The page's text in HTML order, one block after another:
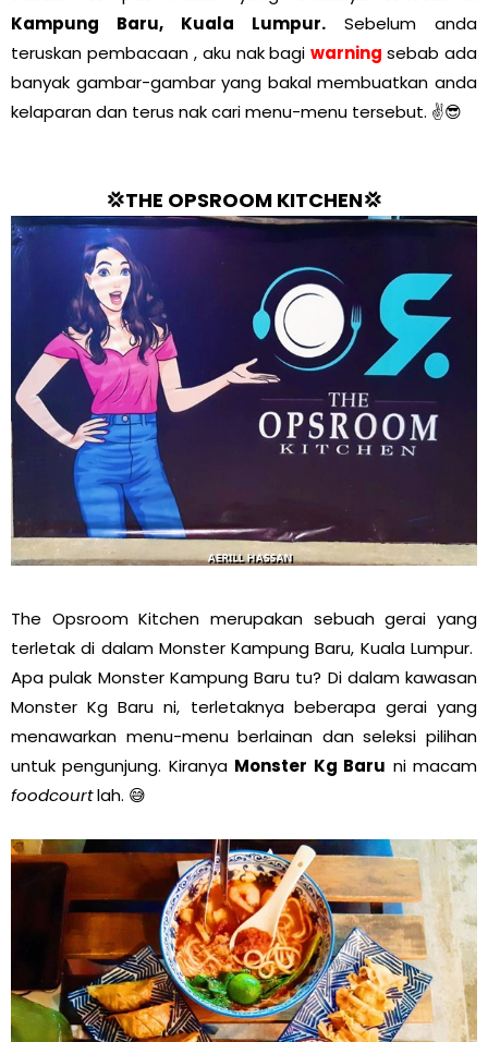
Kampung Baru, Kuala Lumpur. Sebelum anda
teruskan pembacaan , aku nak bagiwarningsebab ada
banyak gambar-gambar yang bakal membuatkan anda
kelaparan dan terus nak cari menu-menu tersebut. ✌😎
💢THE OPSROOM KITCHEN💢
The Opsroom Kitchen merupakan sebuah gerai yang
terletak di dalam Monster Kampung Baru, Kuala Lumpur.
Apa pulak Monster Kampung Baru tu? Di dalam kawasan
Monster Kg Baru ni, terletaknya beberapa gerai yang
menawarkan menu-menu berlainan dan seleksi pilihan
untuk pengunjung. Kiranya Monster Kg Baru ni macam
foodcourtlah. 😅